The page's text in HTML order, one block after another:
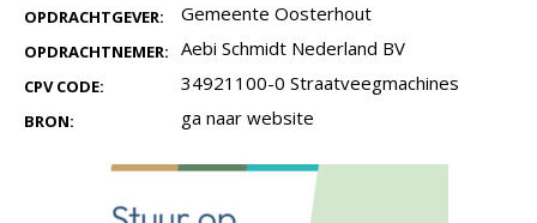
OPDRACHTGEVER: Gemeente Oosterhout
OPDRACHTNEMER: Aebi Schmidt Nederland BV
CPV CODE: 34921100-0 Straatveegmachines
BRON: ga naar website